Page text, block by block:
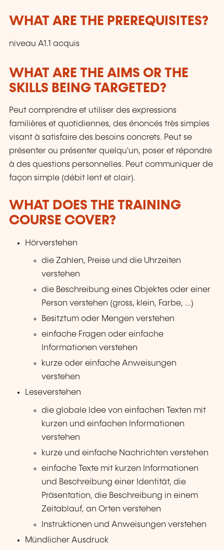
WHAT ARE THE PREREQUISITES?
niveau A1.1 acquis
WHAT ARE THE AIMS OR THE
SKILLS BEING TARGETED?
Peut comprendre et utiliser des expressions
familières et quotidiennes, des énoncés très simples
visant à satisfaire des besoins concrets. Peut se
présenter ou présenter quelqu'un, poser et répondre
à des questions personnelles. Peut communiquer de
façon simple (débit lent et clair).
WHAT DOES THE TRAINING
COURSE COVER?
Hörverstehen
die Zahlen, Preise und die Uhrzeiten
verstehen
die Beschreibung eines Objektes oder einer
Person verstehen (gross, klein, Farbe, ...)
Besitztum oder Mengen verstehen
einfache Fragen oder einfache
Informationen verstehen
kurze oder einfache Anweisungen
verstehen
Leseverstehen
die globale Idee von einfachen Texten mit
kurzen und einfachen Informationen
verstehen
kurze und einfache Nachrichten verstehen
einfache Texte mit kurzen Informationen
und Beschreibung einer Identität, die
Präsentation, die Beschreibung in einem
Zeitablauf, an Orten verstehen
Instruktionen und Anweisungen verstehen
Mündlicher Ausdruck